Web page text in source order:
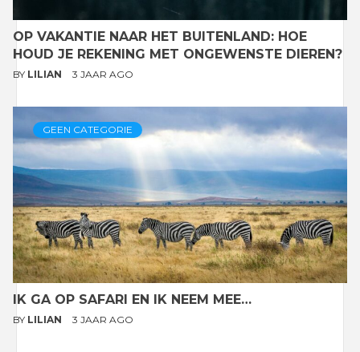
OP VAKANTIE NAAR HET BUITENLAND: HOE
HOUD JE REKENING MET ONGEWENSTE DIEREN?
BY LILIAN 3 JAAR AGO
GEEN CATEGORIE
IK GA OP SAFARI EN IK NEEM MEE…
BY LILIAN 3 JAAR AGO